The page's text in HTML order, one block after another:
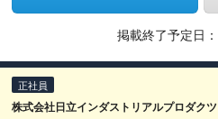
掲載終了予定日：
正社員
株式会社日立インダストリアルプロダクツ